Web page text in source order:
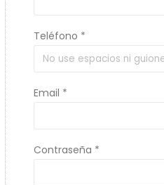
Teléfono *
Email *
Contraseña *